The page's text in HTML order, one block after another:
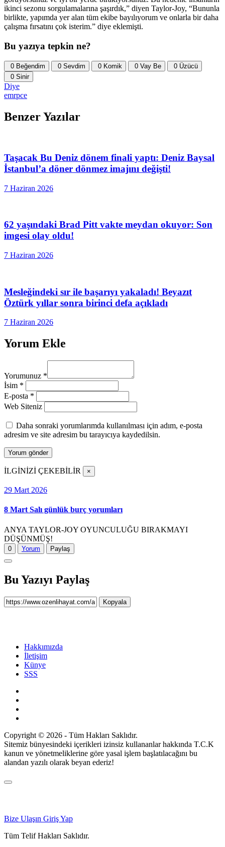
ikinci sezonu sorgulamalarına şaşırdık,” diyen Taylor-Joy, “Bununla
birlikte, yapımda yer alan tüm ekibe bayılıyorum ve onlarla bir daha
çalışma fırsatını çok isterim.” diye eklemişti.
Bu yazıya tepkin ne?
0 Beğendim 0 Sevdim 0 Komik 0 Vay Be 0 Üzücü
0 Sinir
Diye
emrpce
Benzer Yazılar
Taşacak Bu Deniz dönem finali yaptı: Deniz Baysal
İstanbul’a döner dönmez imajını değişti!
7 Haziran 2026
62 yaşındaki Brad Pitt vakte meydan okuyor: Son
imgesi olay oldu!
7 Haziran 2026
Mesleğindeki sır ile başarıyı yakaladı! Beyazıt
Öztürk yıllar sonra birinci defa açıkladı
7 Haziran 2026
Yorum Ekle
Yorumunuz *
İsim *
E-posta *
Web Siteniz
Daha sonraki yorumlarımda kullanılması için adım, e-posta
adresim ve site adresim bu tarayıcıya kaydedilsin.
İLGİNİZİ ÇEKEBİLİR ×
29 Mart 2026
8 Mart Salı günlük burç yorumları
ANYA TAYLOR-JOY OYUNCULUĞU BIRAKMAYI
DÜŞÜNMÜŞ!
0 Yorum Paylaş
Bu Yazıyı Paylaş
Kopyala
Hakkımızda
İletişim
Künye
SSS
Copyright © 2026 - Tüm Hakları Saklıdır.
Sitemiz bünyesindeki içerikleri izinsiz kullananlar hakkında T.C.K
kanun ve yönetmeliklerine göre yasal işlem başlatılacağını bu
alandan yazılı olarak beyan ederiz!
Bize Ulaşın Giriş Yap
Tüm Telif Hakları Saklıdır.